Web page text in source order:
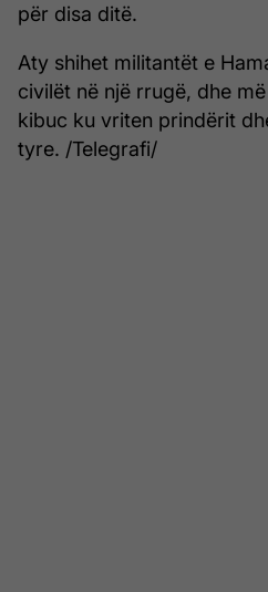
për disa ditë.
Aty shihet militantët e
civilët në një rrugë, dhe
kibuc ku vriten prindërit
tyre. /Telegrafi/